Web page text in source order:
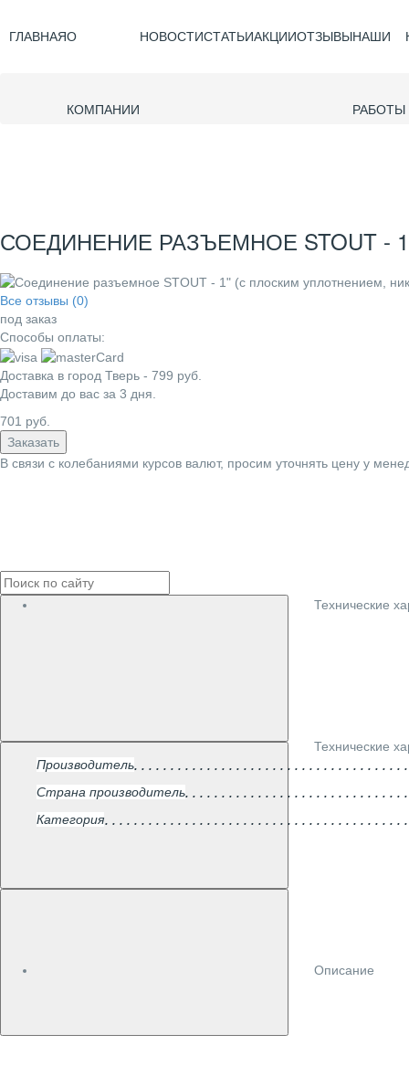
ГЛАВНАЯО
КОМПАНИИ
НОВОСТИСТАТЬИАКЦИИОТЗЫВЫНАШИ
РАБОТЫ
СОЕДИНЕНИЕ РАЗЪЕМНОЕ STOUT -
Все отзывы (0)
под заказ
Способы оплаты:
Доставка в город Тверь - 799 руб.
Доставим до вас за 3 дня.
701 руб.
Заказать
В связи с колебаниями курсов валют, просим уточнять цену у
Технические
Технические
Производитель
Страна производитель
Категория
Описание